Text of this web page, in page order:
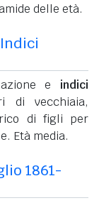
delle età.
e indici
di vecchiaia,
di figli per
Età media.
1861-